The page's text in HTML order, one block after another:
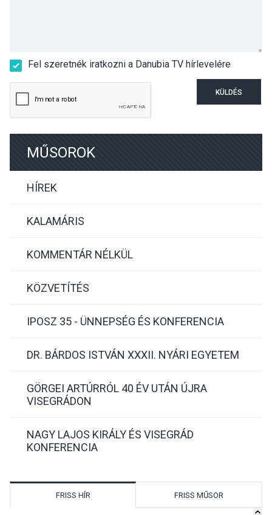
Fel szeretnék iratkozni a Danubia TV hírlevelére
KÜLDÉS
MŰSOROK
HÍREK
KALAMÁRIS
KOMMENTÁR NÉLKÜL
KÖZVETÍTÉS
IPOSZ 35 - ÜNNEPSÉG ÉS KONFERENCIA
DR. BÁRDOS ISTVÁN XXXII. NYÁRI EGYETEM
GÖRGEI ARTÚRRÓL 40 ÉV UTÁN ÚJRA
VISEGRÁDON
NAGY LAJOS KIRÁLY ÉS VISEGRÁD
KONFERENCIA
FRISS HÍR FRISS MŰSOR